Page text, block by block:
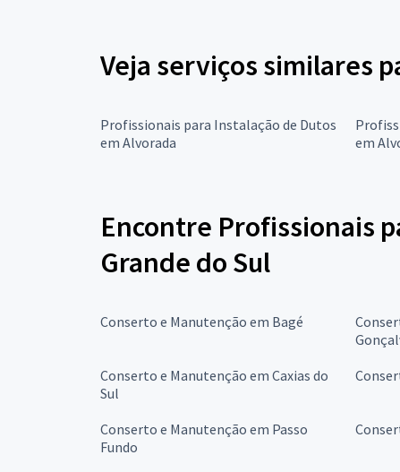
Veja serviços similares
Profissionais para Instalação de Dutos
em Alvorada
em
Encontre Profissionais
Grande do Sul
Conserto e Manutenção em Bagé
Conserto e Manutenção em Caxias do
Sul
Conserto e Manutenção em Passo
Fundo